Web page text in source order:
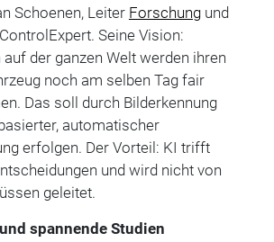
Schoenen, Leiter Forschungund
Seine Vision:
der ganzen Welt werden ihren
noch am selben Tag fair
Das soll durch Bilderkennung
automatischer
erfolgen. Der Vorteil: KI trifft
und wird nicht von
geleitet.
spannende Studien